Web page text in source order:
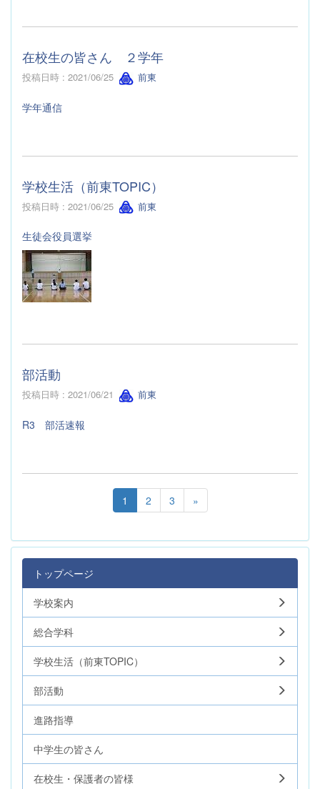
在校生の皆さん ２学年
投稿日時 : 2021/06/25 前東
学年通信
学校生活（前東TOPIC）
投稿日時 : 2021/06/25 前東
生徒会役員選挙
部活動
投稿日時 : 2021/06/21 前東
R3 部活速報
1 2 3 »
トップページ
学校案内
総合学科
学校生活（前東TOPIC）
部活動
進路指導
中学生の皆さん
在校生・保護者の皆様